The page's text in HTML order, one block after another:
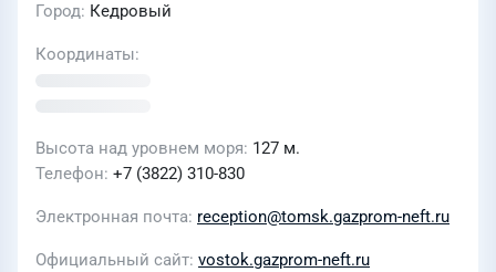
Город Кедровый
Координаты
Высота над уровнем моря 127 м.
Телефон +7 (3822) 310-830
Электронная почта reception@tomsk.gazprom-neft.ru
Официальный сайт vostok.gazprom-neft.ru